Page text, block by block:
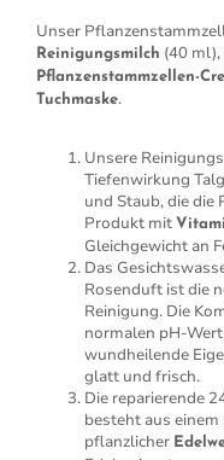
Unser
Reinigungsmilch (40 ml),
Pflanzenstammzellen-
Tuchmaske.
Unsere
Tiefenwirkung
und Staub, die die
Produkt mit
Gleichgewicht an
Das
Rosenduft ist die
Reinigung. Die
normalen pH-
wundheilende
glatt und frisch.
Die reparierende
besteht aus
pflanzlicher